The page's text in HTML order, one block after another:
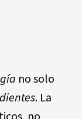
no solo
entes. La